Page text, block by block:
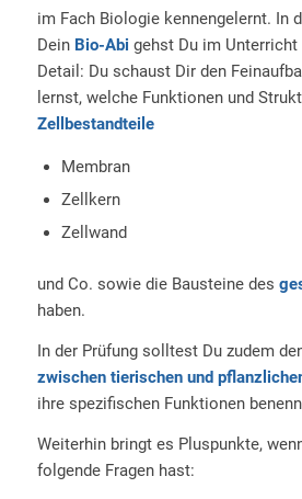
im Fach Biologie kennengelernt. In
Dein Bio-Abi gehst Du im
Detail: Du schaust Dir den
lernst, welche Funktionen und
Zellbestandteile
Membran
Zellkern
Zellwand
und Co. sowie die Bausteine des
haben.
In der Prüfung solltest Du zudem
zwischen tierischen und
ihre spezifischen Funktionen
Weiterhin bringt es Pluspunkte,
folgende Fragen hast: